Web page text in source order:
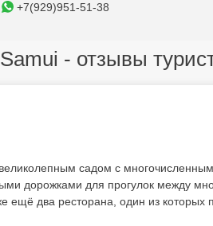
+7(929)951-51-38
- отзывы
садом с
дорожками для прогулок между
ещё два ресторана, один из которых